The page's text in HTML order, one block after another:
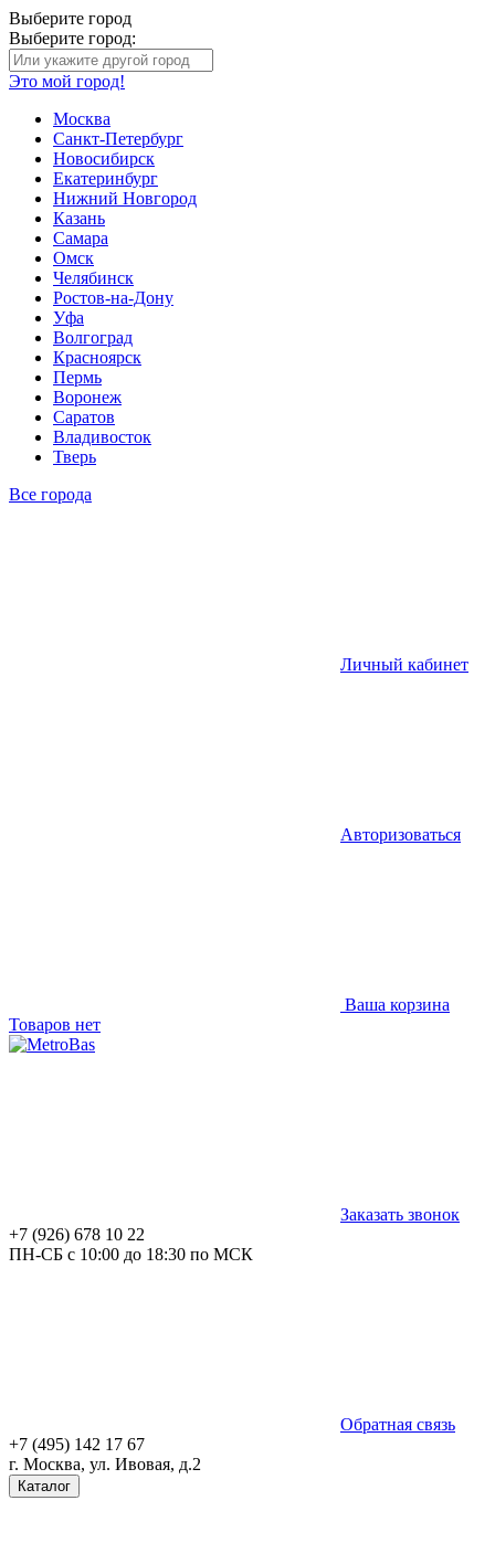
Выберите город
Выберите город:
Это мой город!
Москва
Санкт-Петербург
Новосибирск
Екатеринбург
Нижний Новгород
Казань
Самара
Омск
Челябинск
Ростов-на-Дону
Уфа
Волгоград
Красноярск
Пермь
Воронеж
Саратов
Владивосток
Тверь
Все города
Личный кабинет
Авторизоваться
Ваша корзина
Товаров нет
Заказать звонок
+7 (926) 678 10 22
ПН-СБ с 10:00 до 18:30 по МСК
Обратная связь
+7 (495) 142 17 67
г. Москва, ул. Ивовая, д.2
Каталог